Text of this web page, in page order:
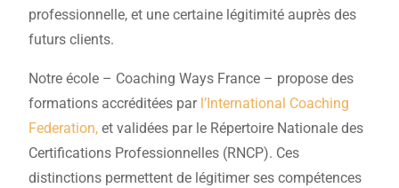
professionnelle, et une certaine légitimité auprès des
futurs clients.
Notre école – Coaching Ways France – propose des
formations accréditées par l’International Coaching
Federation, et validées par le Répertoire Nationale des
Certifications Professionnelles (RNCP). Ces
distinctions permettent de légitimer ses compétences